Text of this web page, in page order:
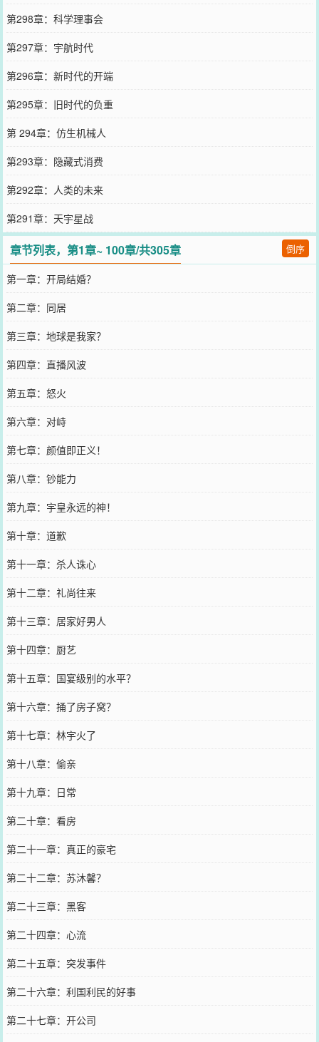
忘记向您QQ群和微博微信里的朋友推荐哦！
第298章：科学理事会
第297章：宇航时代
第296章：新时代的开端
第295章：旧时代的负重
第 294章：仿生机械人
第293章：隐藏式消费
第292章：人类的未来
第291章：天宇星战
章节列表，第1章~ 100章/共305章 倒序
第一章：开局结婚？
第二章：同居
第三章：地球是我家？
第四章：直播风波
第五章：怒火
第六章：对峙
第七章：颜值即正义！
第八章：钞能力
第九章：宇皇永远的神！
第十章：道歉
第十一章：杀人诛心
第十二章：礼尚往来
第十三章：居家好男人
第十四章：厨艺
第十五章：国宴级别的水平？
第十六章：捅了房子窝？
第十七章：林宇火了
第十八章：偷亲
第十九章：日常
第二十章：看房
第二十一章：真正的豪宅
第二十二章：苏沐馨？
第二十三章：黑客
第二十四章：心流
第二十五章：突发事件
第二十六章：利国利民的好事
第二十七章：开公司